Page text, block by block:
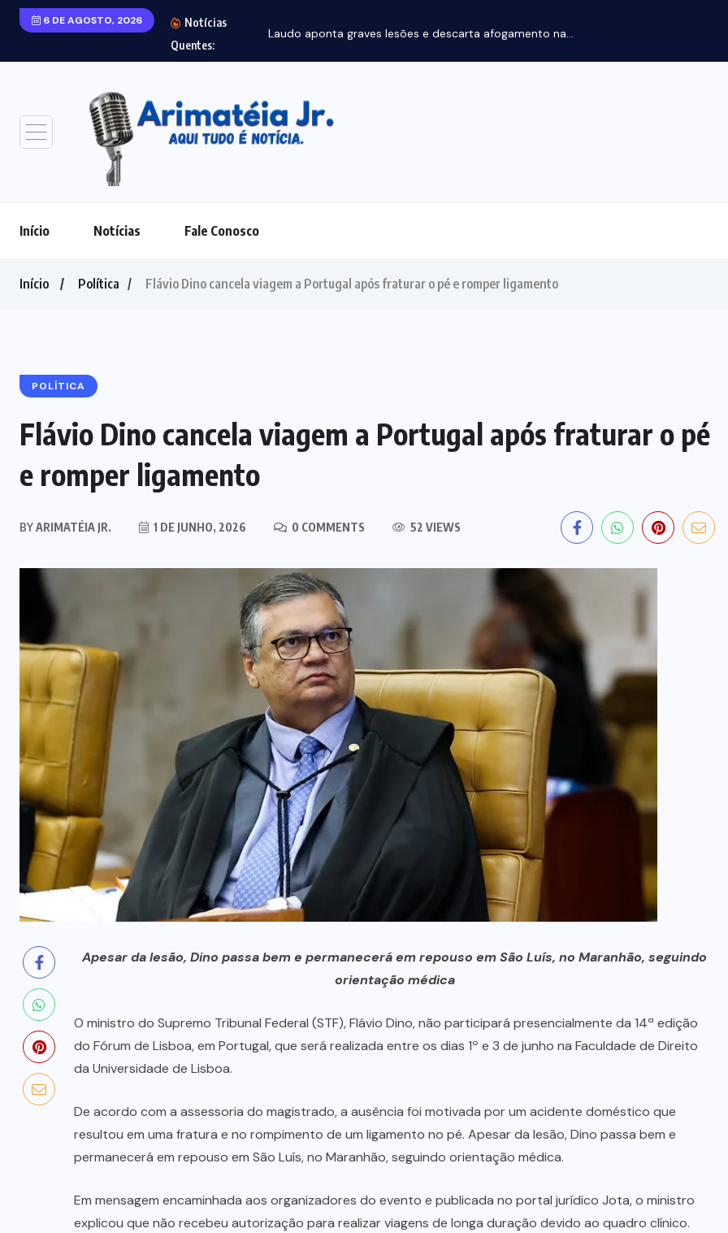
6 DE AGOSTO, 2026
Notícias
Quentes:
Laudo aponta graves lesões e descarta afogamento na...
Início Notícias Fale Conosco
Início Política Flávio Dino cancela viagem a Portugal após fraturar o pé e romper ligamento
POLÍTICA
Flávio Dino cancela viagem a Portugal após fraturar o pé
e romper ligamento
BYARIMATÉIA JR. 1 DE JUNHO, 2026 0 COMMENTS 52 VIEWS
Apesar da lesão, Dino passa bem e permanecerá em repouso em São Luís, no Maranhão, seguindo
orientação médica
O ministro do Supremo Tribunal Federal (STF), Flávio Dino, não participará presencialmente da 14ª edição
do Fórum de Lisboa, em Portugal, que será realizada entre os dias 1º e 3 de junho na Faculdade de Direito
da Universidade de Lisboa.
De acordo com a assessoria do magistrado, a ausência foi motivada por um acidente doméstico que
resultou em uma fratura e no rompimento de um ligamento no pé. Apesar da lesão, Dino passa bem e
permanecerá em repouso em São Luís, no Maranhão, seguindo orientação médica.
Em mensagem encaminhada aos organizadores do evento e publicada no portal jurídico Jota, o ministro
explicou que não recebeu autorização para realizar viagens de longa duração devido ao quadro clínico.
NOTÍCIAS DO BRASIL
Mega-Sena acumula e vai a R$ 150
milhões
5 DE AGOSTO, 2026